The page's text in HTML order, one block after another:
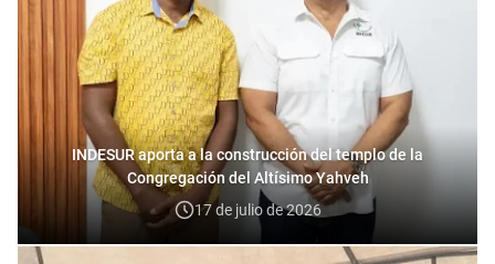
INDESUR aporta a la construcción del templo de la
Congregación del Altísimo Yahveh
17 de julio de 2026